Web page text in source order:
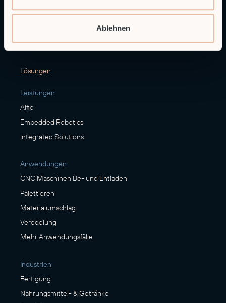
Ablehnen
Lösungen
Leistungen
Alfie
Embedded Robotics
Integrated Solutions
Anwendungen
CNC Maschinen Be- und Entladen
Palettieren
Materialumschlag
Veredelung
Mehr Anwendungsfälle
Industrien
Fertigung
Nahrungsmittel- & Getränke